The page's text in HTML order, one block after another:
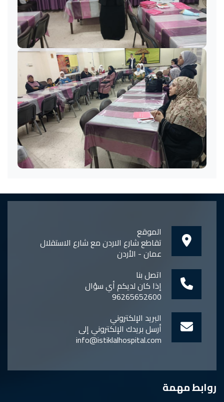
الموقع
تقاطع شارع الاردن مع شارع الاستقلال
عمان - الأردن
اتصل بنا
إذا كان لديكم أي سؤال
96265652600
البريد الإلكتروني
أرسل بريدك الإلكتروني إلى
info@istiklalhospital.com
روابط مهمة